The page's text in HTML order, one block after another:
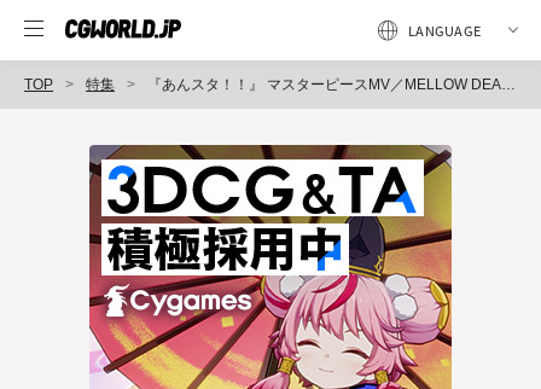
TOP 特集 『あんスタ！！』 マスターピースMV／MELLOW DEAR US「Dear World」／No.2：飛行機ステージの意外性が引き出す、ファンの熱量